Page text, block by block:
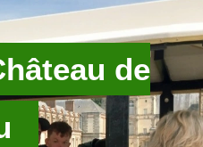
de